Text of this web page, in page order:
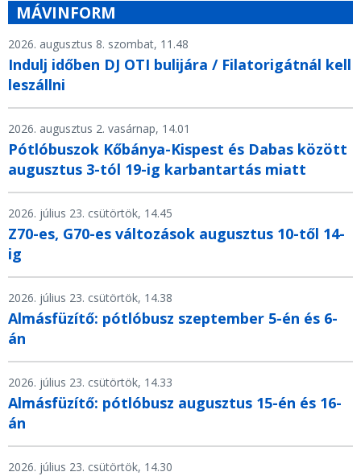
MÁVINFORM
2026. augusztus 8. szombat, 11.48
Indulj időben DJ OTI bulijára / Filatorigátnál kell
leszállni
2026. augusztus 2. vasárnap, 14.01
Pótlóbuszok Kőbánya-Kispest és Dabas között
augusztus 3-tól 19-ig karbantartás miatt
2026. július 23. csütörtök, 14.45
Z70-es, G70-es változások augusztus 10-től 14-
ig
2026. július 23. csütörtök, 14.38
Almásfüzítő: pótlóbusz szeptember 5-én és 6-
án
2026. július 23. csütörtök, 14.33
Almásfüzítő: pótlóbusz augusztus 15-én és 16-
án
2026. július 23. csütörtök, 14.30